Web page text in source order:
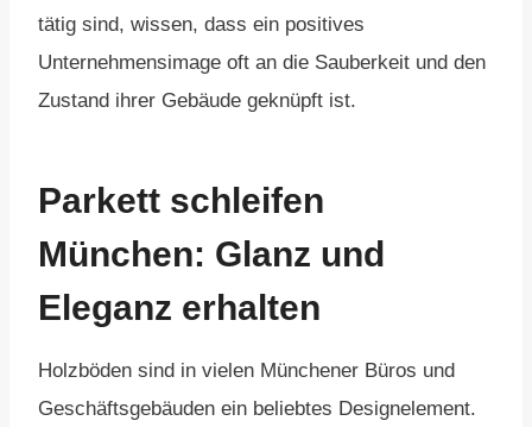
tätig sind, wissen, dass ein positives
Unternehmensimage oft an die Sauberkeit und den
Zustand ihrer Gebäude geknüpft ist.
Parkett schleifen
München: Glanz und
Eleganz erhalten
Holzböden sind in vielen Münchener Büros und
Geschäftsgebäuden ein beliebtes Designelement.